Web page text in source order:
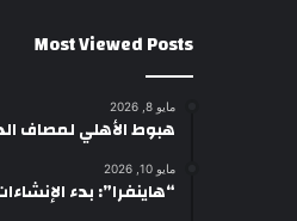
Most Viewed Posts
مايو 8, 2026
هبوط الأهلي لمصاف
مايو 10, 2026
“هاينفرا”: بدء